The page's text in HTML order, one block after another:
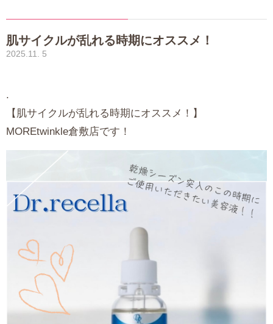
肌サイクルが乱れる時期にオススメ！
2025.11. 5
.
【肌サイクルが乱れる時期にオススメ！】
MOREtwinkle倉敷店です！